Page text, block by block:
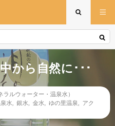
から自然に･･･
ラルウォーター・温泉水）
水 銀水 金水 ゆの里温泉
アク